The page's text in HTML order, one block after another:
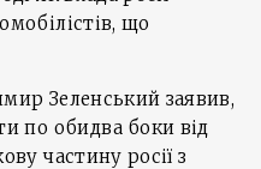
що
Зеленський заявив,
по обидва боки від
частину росії з